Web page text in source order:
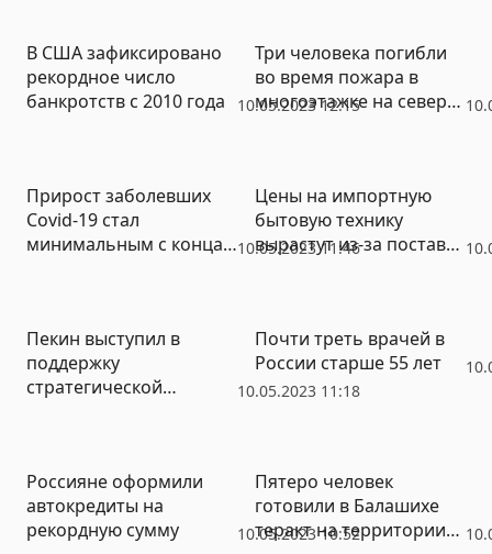
10.05.2023 12:15
В США зафиксировано
рекордное число
банкротств с 2010 года
Три человека погибли
во время пожара в
многоэтажке на севере
10.05.2023 11:46
Прирост заболевших
Covid-19 стал
минимальным с конца
Цены на импортную
бытовую технику
вырастут из-за поставок
10.05.2023 11:18
Пекин выступил в
поддержку
стратегической
Почти треть врачей в
России старше 55 лет
10.05.2023 10:52
Россияне оформили
автокредиты на
рекордную сумму
Пятеро человек
готовили в Балашихе
теракт на территории